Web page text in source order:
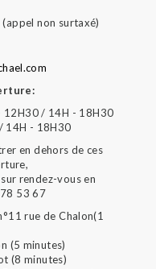
non surtaxé)
12H30 / 14H - 18H30
14H - 18H30
en dehors de ces
rendez-vous en
53 67
rue de Chalon(1
(5 minutes)
(8 minutes)